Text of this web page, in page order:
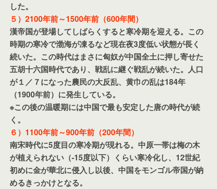
した。
５）2100年前～1500年前（600年間）
漢帝国が登場してしばらくすると寒冷期を迎える。この
時期の寒冷で渤海が凍るなど現在夜3度低い状態が長く
続いた。この時代はまさに匈奴が中国全土に押し寄せた
五胡十六国時代であり、戦乱に継ぐ戦乱が続いた。人口
が１／７になった農民の大反乱、黄巾の乱は184年
（1900年前）に発生している。
※この後の温暖期には中国で最も安定した唐の時代が続
く。
６）1100年前～900年前（200年間）
南宋時代に5度目の寒冷期が現れる。中原一帯は梅の木
が植えられない（-15度以下）くらい寒冷化し、12世紀
初めに金が華北に侵入し以後、中国をモンゴル帝国が納
めるきっかけとなる。